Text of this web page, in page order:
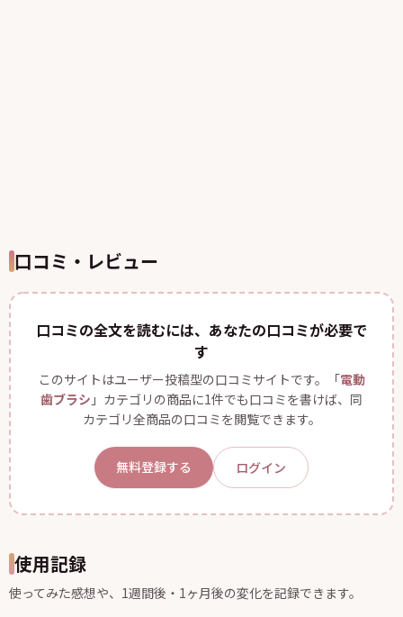
口コミ・レビュー
口コミの全文を読むには、あなたの口コミが必要で
す
このサイトはユーザー投稿型の口コミサイトです。「電動
歯ブラシ 」カテゴリの商品に1件でも口コミを書けば、同
カテゴリ全商品の口コミを閲覧できます。
無料登録する ログイン
使用記録
使ってみた感想や、1週間後・1ヶ月後の変化を記録できます。